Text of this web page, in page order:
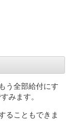
う全部給付にす
みます。
ることもできま